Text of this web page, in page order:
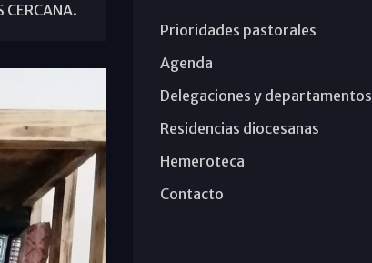
Prioridades pastorales
Agenda
Delegaciones y departamentos
Residencias diocesanas
Hemeroteca
Contacto